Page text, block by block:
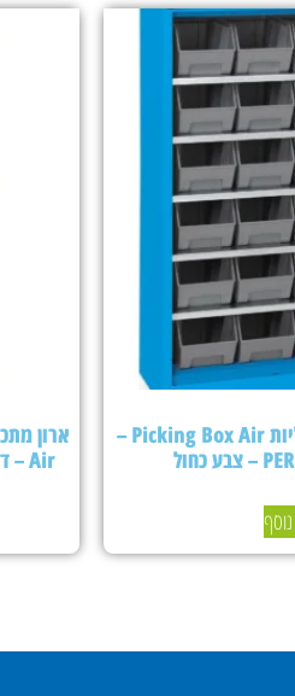
ארון מתכת עם 24 ארקליות Picking Box Air –
Air – דגם PERFOMAK06 – צבע אפור בהיר